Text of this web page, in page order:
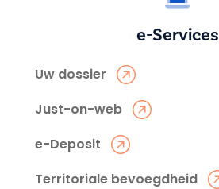
e-Services
Uw dossier
Just-on-web
e-Deposit
Territoriale bevoegdheid